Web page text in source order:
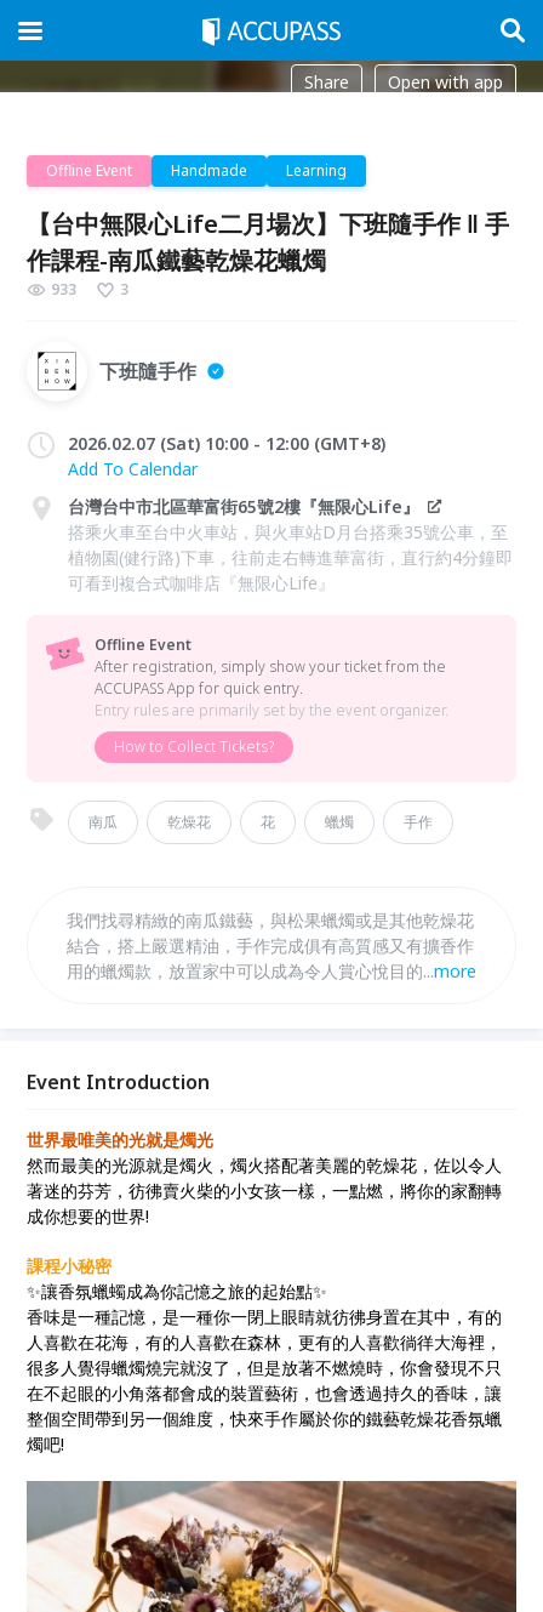
Share Open with app
Offline Event Handmade Learning
【台中無限心Life二月場次】下班隨手作 ‖ 手
作課程-南瓜鐵藝乾燥花蠟燭
933 3
下班隨手作
2026.02.07 (Sat) 10:00 - 12:00 (GMT+8)
Add To Calendar
台灣台中市北區華富街65號2樓『無限心Life』
搭乘火車至台中火車站，與火車站D月台搭乘35號公車，至
植物園(健行路)下車，往前走右轉進華富街，直行約4分鐘即
可看到複合式咖啡店『無限心Life』
Offline Event
After registration, simply show your ticket from the
ACCUPASS App for quick entry.
Entry rules are primarily set by the event organizer.
How to Collect Tickets?
南瓜 乾燥花 花 蠟燭 手作
我們找尋精緻的南瓜鐵藝，與松果蠟燭或是其他乾燥花
結合，搭上嚴選精油，手作完成俱有高質感又有擴香作
用的蠟燭款，放置家中可以成為令人賞心悅目的居家飾
感提升，不管是自用或是送人都是非常適合，大家趕快
...more
Event Introduction
世界最唯美的光就是燭光️
然而最美的光源就是燭火，燭火搭配著美麗的乾燥花，佐以令人
著迷的芬芳，彷彿賣火柴的小女孩一樣，一點燃，將你的家翻轉
成你想要的世界!
課程小秘密
✨讓香氛蠟蠋成為你記憶之旅的起始點✨
香味是一種記憶，是一種你一閉上眼睛就彷彿身置在其中，有的
人喜歡在花海，有的人喜歡在森林，更有的人喜歡徜徉大海裡，
很多人覺得蠟燭燒完就沒了，但是放著不燃燒時，你會發現不只
在不起眼的小角落都會成的裝置藝術，也會透過持久的香味，讓
整個空間帶到另一個維度，快來手作屬於你的鐵藝乾燥花香氛蠟
燭吧!